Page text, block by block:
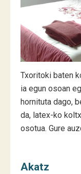
Txoritoki baten
ia egun osoan
hornituta dago,
da, latex-ko
osotua. Gure
Akatz